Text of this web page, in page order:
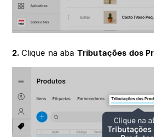
2. Clique na aba Tributações dos